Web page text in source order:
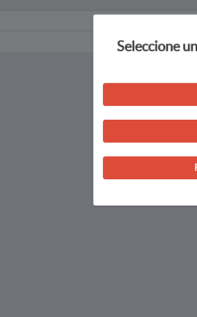
Seleccione